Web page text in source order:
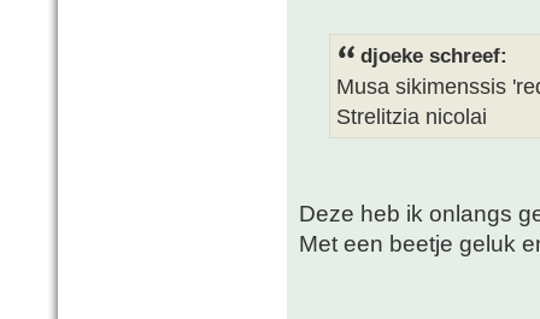
djoeke schreef:
Musa sikimenssis
Strelitzia nicolai
Deze heb ik onlangs
Met een beetje geluk